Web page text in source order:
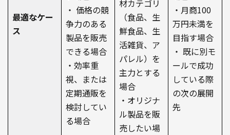
最適なケー
ス
・ 価格の競
争力のある
製品を販売
できる場合
・効率重
視、または
定期通販を
検討してい
る場合
材カテゴリ
（食品、生
鮮食品、生
活雑貨、ア
パレル）を
主力とする
場合
・オリジナ
ル製品を販
売したい場
・月商100
万円未満を
目指す場合
・ 既に別モ
ールで成功
している際
の次の展開
先